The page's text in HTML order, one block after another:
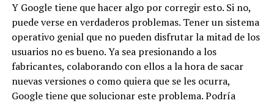
Y Google tiene que hacer algo por corregir esto. Si no,
puede verse en verdaderos problemas. Tener un sistema
operativo genial que no pueden disfrutar la mitad de los
usuarios no es bueno. Ya sea presionando a los
fabricantes, colaborando con ellos a la hora de sacar
nuevas versiones o como quiera que se les ocurra,
Google tiene que solucionar este problema. Podría